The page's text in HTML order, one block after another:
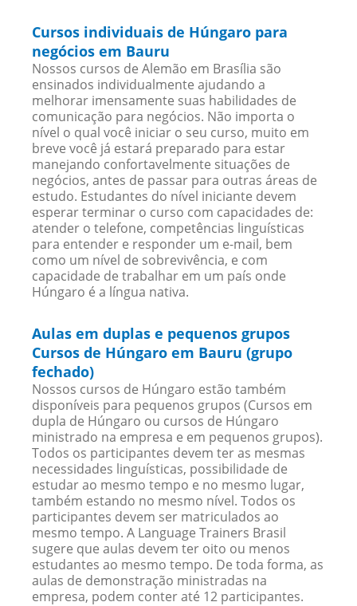
Cursos individuais de Húngaro para
negócios em Bauru
Nossos cursos de Alemão em Brasília são
ensinados individualmente ajudando a
melhorar imensamente suas habilidades de
comunicação para negócios. Não importa o
nível o qual você iniciar o seu curso, muito em
breve você já estará preparado para estar
manejando confortavelmente situações de
negócios, antes de passar para outras áreas de
estudo. Estudantes do nível iniciante devem
esperar terminar o curso com capacidades de:
atender o telefone, competências linguísticas
para entender e responder um e-mail, bem
como um nível de sobrevivência, e com
capacidade de trabalhar em um país onde
Húngaro é a língua nativa.
Aulas em duplas e pequenos grupos
Cursos de Húngaro em Bauru (grupo
fechado)
Nossos cursos de Húngaro estão também
disponíveis para pequenos grupos (Cursos em
dupla de Húngaro ou cursos de Húngaro
ministrado na empresa e em pequenos grupos).
Todos os participantes devem ter as mesmas
necessidades linguísticas, possibilidade de
estudar ao mesmo tempo e no mesmo lugar,
também estando no mesmo nível. Todos os
participantes devem ser matriculados ao
mesmo tempo. A Language Trainers Brasil
sugere que aulas devem ter oito ou menos
estudantes ao mesmo tempo. De toda forma, as
aulas de demonstração ministradas na
empresa, podem conter até 12 participantes.